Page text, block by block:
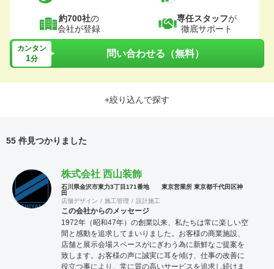
約700社の
会社が登録
専任スタッフが
徹底サポート
カンタン
1分 問い合わせる（無料）
+絞り込んで探す
55 件見つかりました
株式会社 西山装飾
石川県金沢市東力3丁目171番地 東京営業所 東京都千代田区神
田
店舗デザイン
施工管理 設計施工
この会社からのメッセージ
1972年（昭和47年）の創業以来、私たちは常に楽しい空
間と感動を追求してまいりました。お客様の商業施設、
店舗と展示会場スペースがにぎわう為に新鮮なご提案を
致します。お客様の声に誠実に耳を傾け、仕事の改善に
役立つ事により、常に質の高いサービスを追求し続けま